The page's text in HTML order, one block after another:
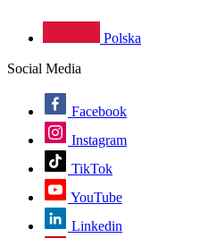
Polska
Social Media
Facebook
Instagram
TikTok
YouTube
Linkedin